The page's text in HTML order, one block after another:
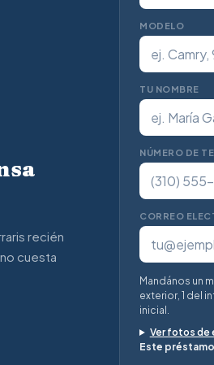
recién
cuesta
MODELO
TU NOMBRE
NÚMERO DE
CORREO
Mandános un
exterior, 1 del
inicial.
Ver fotos de
Este